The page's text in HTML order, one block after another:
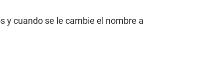
y cuando se le cambie el nombre a